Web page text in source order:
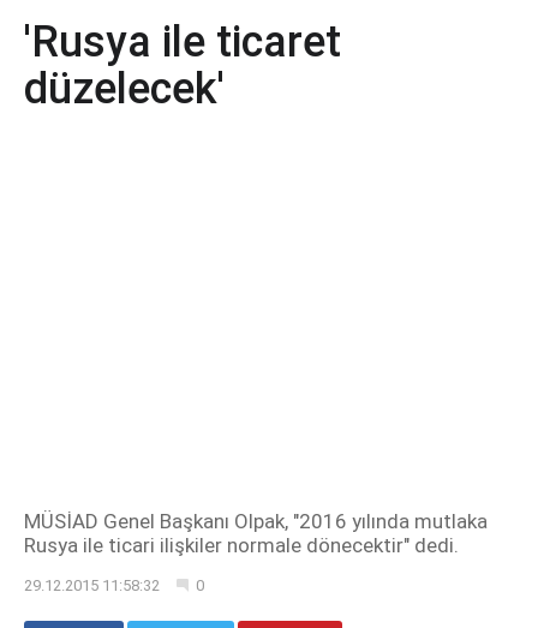
'Rusya ile ticaret
düzelecek'
MÜSİAD Genel Başkanı Olpak, "2016 yılında mutlaka
Rusya ile ticari ilişkiler normale dönecektir" dedi.
29.12.2015 11:58:32 0